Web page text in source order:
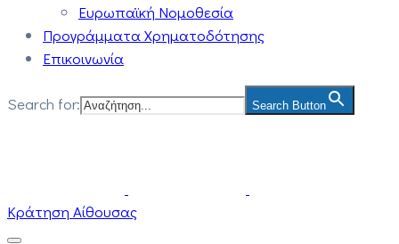
Ευρωπαϊκή Νομοθεσία
Προγράμματα Χρηματοδότησης
Επικοινωνία
Search for: Search Button
Κράτηση Αίθουσας